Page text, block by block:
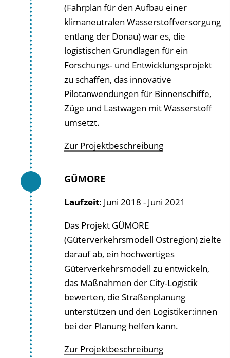
(Fahrplan für den Aufbau einer
klimaneutralen Wasserstoffversorgung
entlang der Donau) war es, die
logistischen Grundlagen für ein
Forschungs- und Entwicklungsprojekt
zu schaffen, das innovative
Pilotanwendungen für Binnenschiffe,
Züge und Lastwagen mit Wasserstoff
umsetzt.
Zur Projektbeschreibung
GÜMORE
Laufzeit: Juni 2018 - Juni 2021
Das Projekt GÜMORE
(Güterverkehrsmodell Ostregion) zielte
darauf ab, ein hochwertiges
Güterverkehrsmodell zu entwickeln,
das Maßnahmen der City-Logistik
bewerten, die Straßenplanung
unterstützen und den Logistiker:innen
bei der Planung helfen kann.
Zur Projektbeschreibung